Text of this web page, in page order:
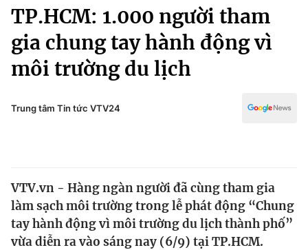
Chuyên mục
Chính trị
Thế giới
Tin tức
Pháp luật
Thể thao
Truyền hình
Văn hóa - Giải trí
TP.HCM: 1.000 người tham
gia chung tay hành động vì
môi trường du lịch
Trung tâm Tin tức VTV24
VTV.vn - Hàng ngàn người đã cùng tham gia
làm sạch môi trường trong lễ phát động “Chung
tay hành động vì môi trường du lịch thành phố”
vừa diễn ra vào sáng nay (6/9) tại TP.HCM.